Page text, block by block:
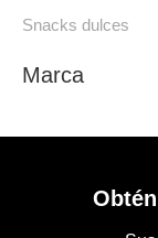
Snacks dulces
Marca